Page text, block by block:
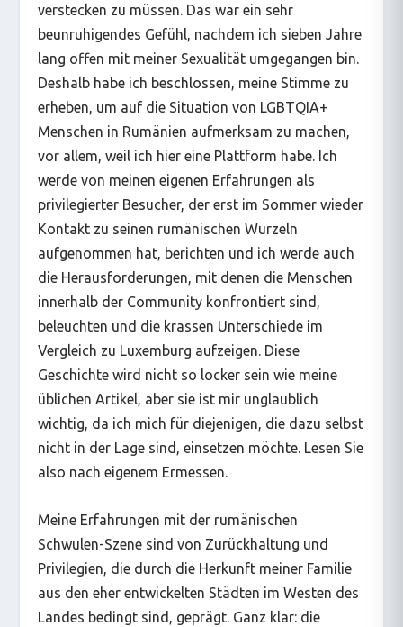
verstecken zu müssen. Das war ein sehr
beunruhigendes Gefühl, nachdem ich sieben Jahre
lang offen mit meiner Sexualität umgegangen bin.
Deshalb habe ich beschlossen, meine Stimme zu
erheben, um auf die Situation von LGBTQIA+
Menschen in Rumänien aufmerksam zu machen,
vor allem, weil ich hier eine Plattform habe. Ich
werde von meinen eigenen Erfahrungen als
privilegierter Besucher, der erst im Sommer wieder
Kontakt zu seinen rumänischen Wurzeln
aufgenommen hat, berichten und ich werde auch
die Herausforderungen, mit denen die Menschen
innerhalb der Community konfrontiert sind,
beleuchten und die krassen Unterschiede im
Vergleich zu Luxemburg aufzeigen. Diese
Geschichte wird nicht so locker sein wie meine
üblichen Artikel, aber sie ist mir unglaublich
wichtig, da ich mich für diejenigen, die dazu selbst
nicht in der Lage sind, einsetzen möchte. Lesen Sie
also nach eigenem Ermessen.
Meine Erfahrungen mit der rumänischen
Schwulen-Szene sind von Zurückhaltung und
Privilegien, die durch die Herkunft meiner Familie
aus den eher entwickelten Städten im Westen des
Landes bedingt sind, geprägt. Ganz klar: die